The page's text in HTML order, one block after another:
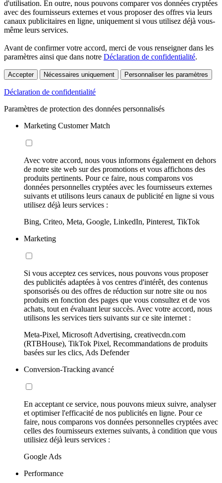
d'utilisation. En outre, nous pouvons comparer vos données cryptées
avec des fournisseurs externes et vous proposer des offres via leurs
canaux publicitaires en ligne, uniquement si vous utilisez déjà vous-
même leurs services.
Avant de confirmer votre accord, merci de vous renseigner dans les
paramètres ainsi que dans notre Déclaration de confidentialité.
Accepter Nécessaires uniquement Personnaliser les paramètres
Déclaration de confidentialité
Paramètres de protection des données personnalisés
Marketing Customer Match
Avec votre accord, nous vous informons également en dehors
de notre site web sur des promotions et vous affichons des
produits pertinents. Pour ce faire, nous comparons vos
données personnelles cryptées avec les fournisseurs externes
suivants et utilisons leurs canaux de publicité en ligne si vous
utilisez déjà leurs services :
Bing, Criteo, Meta, Google, LinkedIn, Pinterest, TikTok
Marketing
Si vous acceptez ces services, nous pouvons vous proposer
des publicités adaptées à vos centres d'intérêt, des contenus
sponsorisés ou des offres de réduction sur notre site ou nos
produits en fonction des pages que vous consultez et de vos
achats, tout en évaluant leur succès. Avec votre accord, nous
utilisons les services tiers suivants sur ce site internet :
Meta-Pixel, Microsoft Advertising, creativecdn.com
(RTBHouse), TikTok Pixel, Recommandations de produits
basées sur les clics, Ads Defender
Conversion-Tracking avancé
En acceptant ce service, nous pouvons mieux suivre, analyser
et optimiser l'efficacité de nos publicités en ligne. Pour ce
faire, nous comparons vos données personnelles cryptées avec
celles des fournisseurs externes suivants, à condition que vous
utilisiez déjà leurs services :
Google Ads
Performance